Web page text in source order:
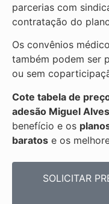
parcerias com
contratação do
Os convênios
também podem ser
ou sem
Cote tabela de
adesão Miguel
benefício e os
baratos e os
SOLICITAR